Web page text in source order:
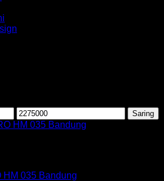
Harga
tertinggi
Saring
HM 035 Bandung